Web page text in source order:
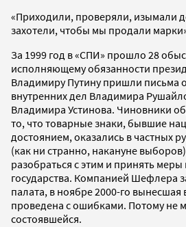
«Приходили, проверяли, изымали
захотели, чтобы мы продали
За 1999 год в «СПИ» прошло 28
исполняющему обязанности
Владимиру Путину пришли письма
внутренних дел Владимира
Владимира Устинова. Чиновники
то, что товарные знаки, бывшие
достоянием, оказались в частных
(как ни странно, накануне
разобраться с этим и принять
государства. Компанией Шефлера
палата, в ноябре 2000-го вынесшая
проведена с ошибками. Потому не
состоявшейся.